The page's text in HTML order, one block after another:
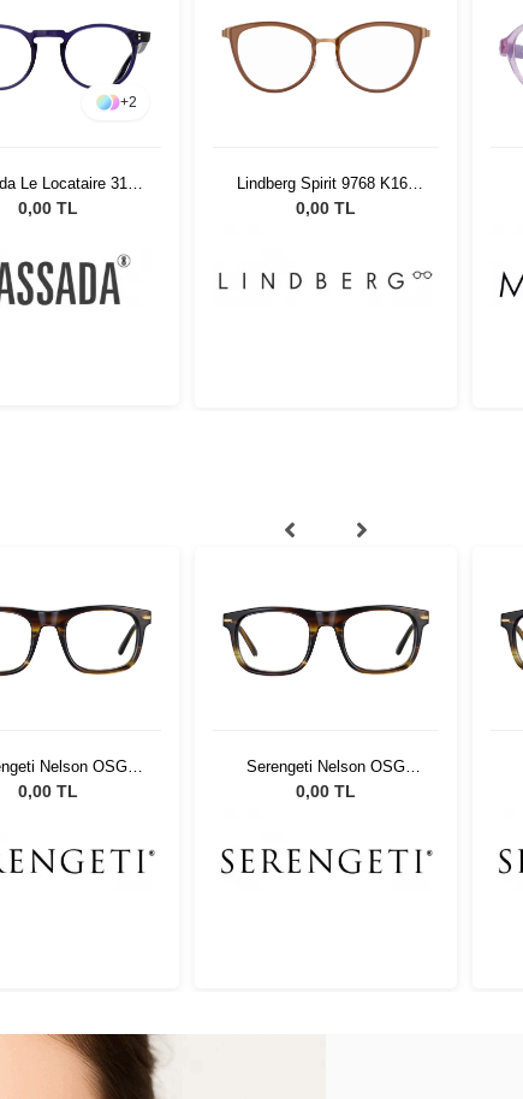
+2
Le Locataire 3176
Col BLS
0,00 TL
Lindberg Spirit 9768 K162
U15 52 135
0,00 TL
Nelson OSG
591002
0,00 TL
Serengeti Nelson OSG
591002
0,00 TL